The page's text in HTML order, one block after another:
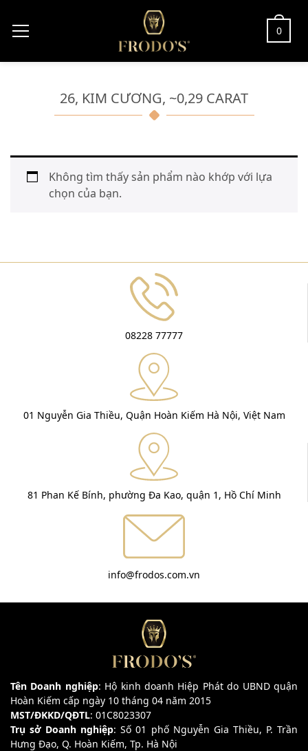
0
26, KIM CƯƠNG, ~0,29 CARAT
Không tìm thấy sản phẩm nào khớp với lựa
chọn của bạn.
08228 77777
01 Nguyễn Gia Thiều, Quận Hoàn Kiếm Hà Nội, Việt Nam
81 Phan Kế Bính, phường Đa Kao, quận 1, Hồ Chí Minh
info@frodos.com.vn
Tên Doanh nghiệp: Hộ kinh doanh Hiệp Phát do UBND quận
Hoàn Kiếm cấp ngày 10 tháng 04 năm 2015
MST/ĐKKD/QĐTL: 01C8023307
Trụ sở Doanh nghiệp: Số 01 phố Nguyễn Gia Thiều, P. Trần
Hưng Đạo, Q. Hoàn Kiếm, Tp. Hà Nội